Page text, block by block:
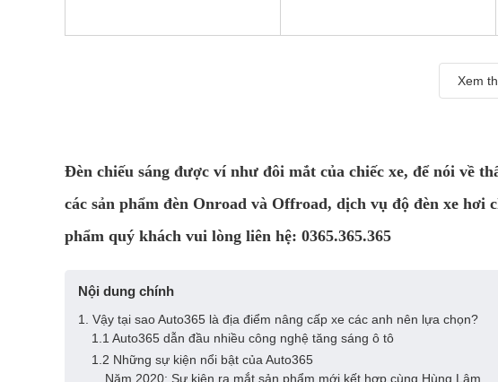
Xem
Đèn chiếu sáng được ví như đôi mắt của chiếc xe, để nói về
các sản phẩm đèn Onroad và Offroad, dịch vụ độ đèn xe
phẩm quý khách vui lòng liên hệ: 0365.365.365
Nội dung chính
1. Vậy tại sao Auto365 là địa điểm nâng cấp xe các anh nên lựa chọn?
1.1 Auto365 dẫn đầu nhiều công nghệ tăng sáng ô tô
1.2 Những sự kiện nổi bật của Auto365
Năm 2020: Sự kiện ra mắt sản phẩm mới kết hợp cùng Hùng Lâm